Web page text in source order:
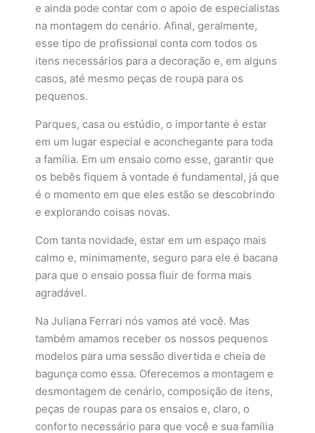
e ainda pode contar com o apoio de especialistas
na montagem do cenário. Afinal, geralmente,
esse tipo de profissional conta com todos os
itens necessários para a decoração e, em alguns
casos, até mesmo peças de roupa para os
pequenos.
Parques, casa ou estúdio, o importante é estar
em um lugar especial e aconchegante para toda
a família. Em um ensaio como esse, garantir que
os bebês fiquem à vontade é fundamental, já que
é o momento em que eles estão se descobrindo
e explorando coisas novas.
Com tanta novidade, estar em um espaço mais
calmo e, minimamente, seguro para ele é bacana
para que o ensaio possa fluir de forma mais
agradável.
Na Juliana Ferrari nós vamos até você. Mas
também amamos receber os nossos pequenos
modelos para uma sessão divertida e cheia de
bagunça como essa. Oferecemos a montagem e
desmontagem de cenário, composição de itens,
peças de roupas para os ensaios e, claro, o
conforto necessário para que você e sua família